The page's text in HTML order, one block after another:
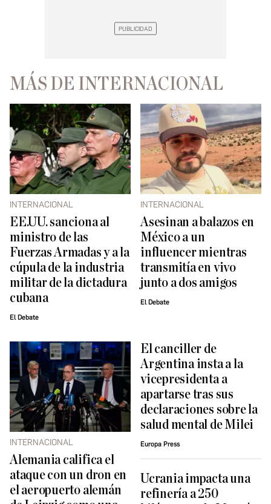
MÁS DE INTERNACIONAL
INTERNACIONAL
EE.UU. sanciona al
ministro de las
Fuerzas Armadas y a la
cúpula de la industria
militar de la dictadura
cubana
El Debate
INTERNACIONAL
Asesinan a balazos en
México a un
influencer mientras
transmitía en vivo
junto a dos amigos
El Debate
INTERNACIONAL
Alemania califica el
ataque con un dron en
el aeropuerto alemán
El canciller de
Argentina insta a la
vicepresidenta a
apartarse tras sus
declaraciones sobre la
salud mental de Milei
Europa Press
Ucrania impacta una
refinería a 250